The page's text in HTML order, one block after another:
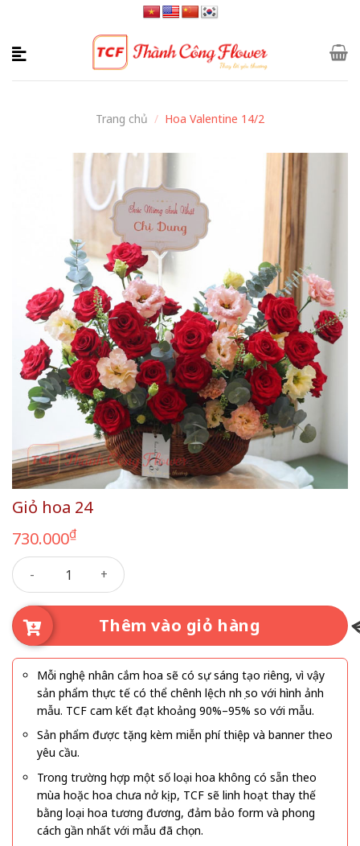
content
Trang chủ / Hoa Valentine 14/2
Giỏ hoa 24
730.000₫
Giỏ hoa 24 số lượng
Thêm vào giỏ hàng
Mỗi nghệ nhân cắm hoa sẽ có sự sáng tạo riêng, vì vậy
sản phẩm thực tế có thể chênh lệch nhẹ so với hình ảnh
mẫu. TCF cam kết đạt khoảng 90%–95% so với mẫu.
Sản phẩm được tặng kèm miễn phí thiệp và banner theo
yêu cầu.
Trong trường hợp một số loại hoa không có sẵn theo
mùa hoặc hoa chưa nở kịp, TCF sẽ linh hoạt thay thế
bằng loại hoa tương đương, đảm bảo form và phong
cách gần nhất với mẫu đã chọn.